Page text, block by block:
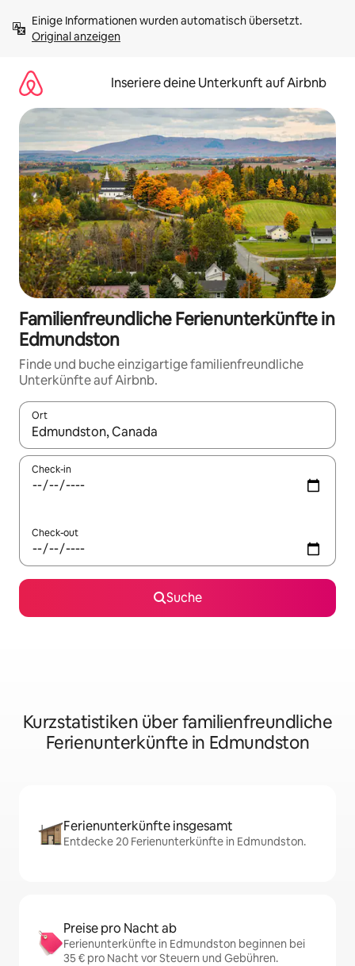
Inhalten
springenOriginal anzeigen
Inseriere deine Unterkunft auf Airbnb
Familienfreundliche Ferienunterkünfte in
Edmundston
Finde und buche einzigartige familienfreundliche
Unterkünfte auf Airbnb.
Ort
Wenn Ergebnisse verfügbar sind, navigiere mit den
Check-in
Check-out
Suche
Kurzstatistiken über familienfreundliche
Ferienunterkünfte in Edmundston
Ferienunterkünfte insgesamt
Entdecke 20 Ferienunterkünfte in Edmundston.
Preise pro Nacht ab
Ferienunterkünfte in Edmundston beginnen bei
35 € pro Nacht vor Steuern und Gebühren.